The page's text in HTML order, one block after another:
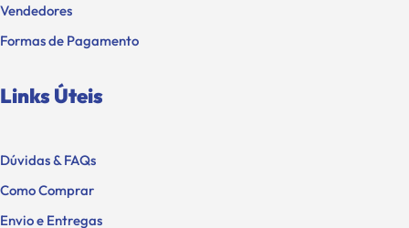
Vendedores
Formas de Pagamento
Links Úteis
Dúvidas & FAQs
Como Comprar
Envio e Entregas